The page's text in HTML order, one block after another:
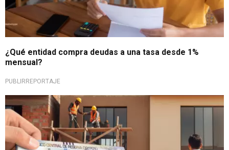
¿Qué entidad compra deudas a una tasa desde 1%
mensual?
PUBLIRREPORTAJE
Capital para tu vivienda